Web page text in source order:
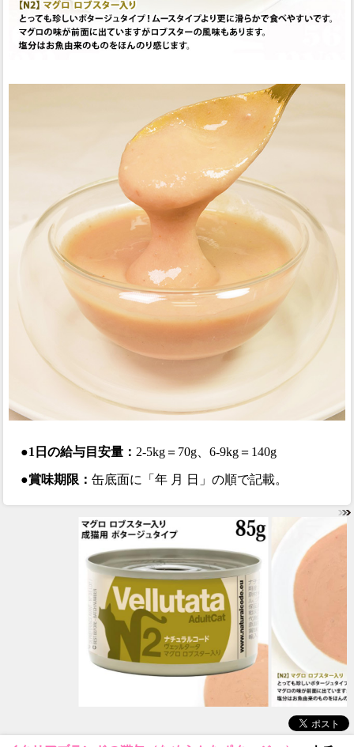
●1日の給与目安量： 2-5kg＝70g、6-9kg＝140g
●賞味期限：缶底面に「年 月 日」の順で記載。